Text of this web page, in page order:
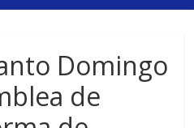
Domingo
de